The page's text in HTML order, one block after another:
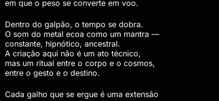
em que o peso se converte em voo.
Dentro do galpão, o tempo se dobra.
O som do metal ecoa como um mantra —
constante, hipnótico, ancestral.
A criação aqui não é um ato técnico,
mas um ritual entre o corpo e o cosmos,
entre o gesto e o destino.
Cada galho que se ergue é uma extensão